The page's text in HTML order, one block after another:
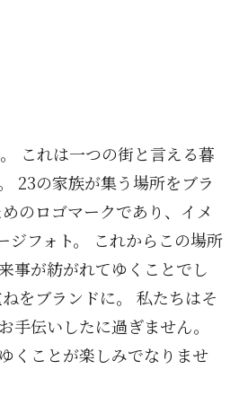
これは一つの街と言える暮
23の家族が集う場所をブラ
のロゴマークであり、イメ
ジフォト。 これからこの場所
事が紡がれてゆくことでし
をブランドに。 私たちはそ
手伝いしたに過ぎません。
くことが楽しみでなりませ